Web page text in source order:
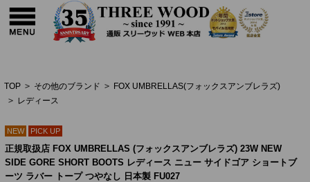
TOP > その他のブランド > FOX UMBRELLAS(フォックスアンブレラズ)
> レディース
NEW PICK UP
正規取扱店 FOX UMBRELLAS (フォックスアンブレラズ) 23W NEW
SIDE GORE SHORT BOOTS レディース ニュー サイドゴア ショートブ
ーツ ラバー トープ つやなし 日本製 FU027